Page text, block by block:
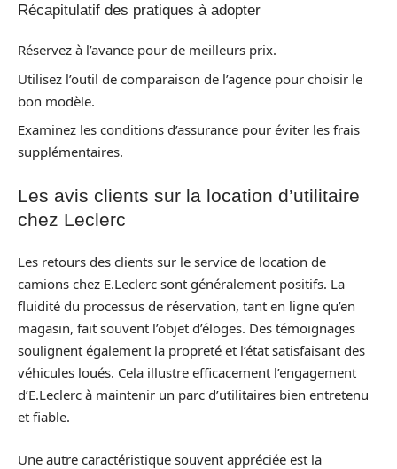
Récapitulatif des pratiques à adopter
Réservez à l’avance pour de meilleurs prix.
Utilisez l’outil de comparaison de l’agence pour choisir le
bon modèle.
Examinez les conditions d’assurance pour éviter les frais
supplémentaires.
Les avis clients sur la location d’utilitaire
chez Leclerc
Les retours des clients sur le service de location de
camions chez E.Leclerc sont généralement positifs. La
fluidité du processus de réservation, tant en ligne qu’en
magasin, fait souvent l’objet d’éloges. Des témoignages
soulignent également la propreté et l’état satisfaisant des
véhicules loués. Cela illustre efficacement l’engagement
d’E.Leclerc à maintenir un parc d’utilitaires bien entretenu
et fiable.
Une autre caractéristique souvent appréciée est la